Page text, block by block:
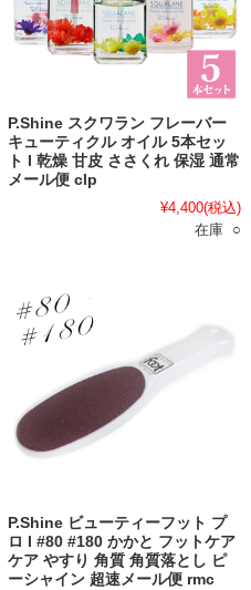
P.Shine スクワラン フレーバー
キューティクル オイル 5本セッ
ト l 乾燥 甘皮 ささくれ 保湿 通常
メール便 clp
¥4,400(税込)
在庫 ○
P.Shine ビューティーフット プ
ロ l #80 #180 かかと フットケア
ケア やすり 角質 角質落とし ピ
ーシャイン 超速メール便 rmc